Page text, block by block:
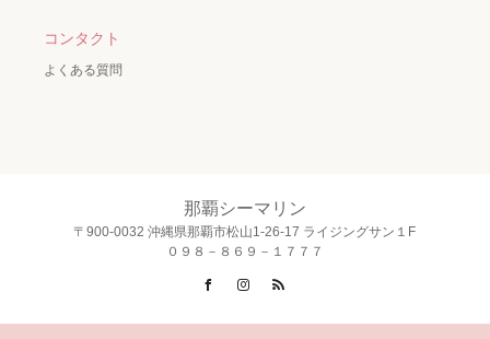
コンタクト
よくある質問
那覇シーマリン
〒900-0032 沖縄県那覇市松山1-26-17 ライジングサン１F
０９８－８６９－１７７７
FacebookInstagram